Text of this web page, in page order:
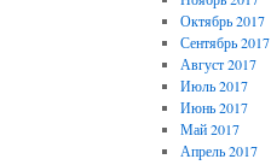
Октябрь 2017
Сентябрь 2017
Август 2017
Июль 2017
Июнь 2017
Май 2017
Апрель 2017